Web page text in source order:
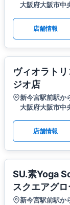
大阪府大阪市中
店舗情報
ヴィオラト
ジオ店
新今宮駅前駅か
大阪府大阪市中
店舗情報
SU.素Yoga
スクエアグ
新今宮駅前駅か